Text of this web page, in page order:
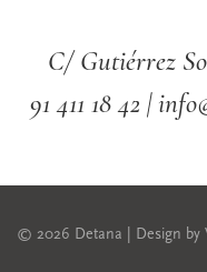
C/ Gutiérrez
91 411 18 42 |
© 2026 Detana | Design by